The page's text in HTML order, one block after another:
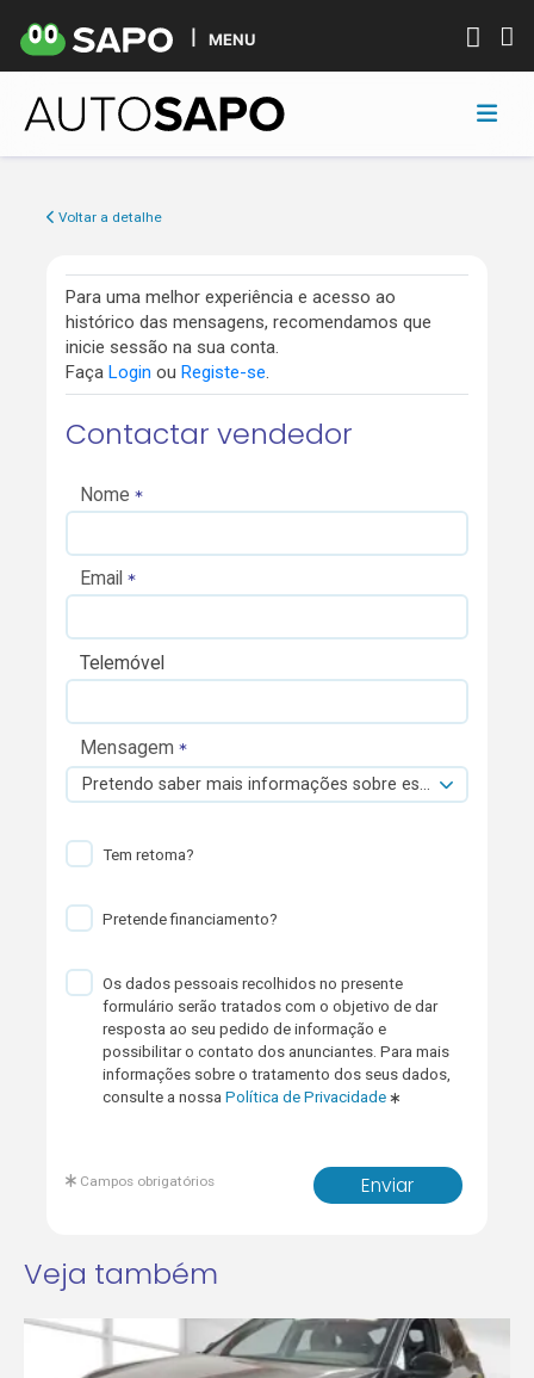
MENU
Voltar a detalhe
Para uma melhor experiência e acesso ao
histórico das mensagens, recomendamos que
inicie sessão na sua conta.
Faça Login ou Registe-se.
Contactar vendedor
Nome
Email
Telemóvel
Mensagem
Pretendo saber mais informações sobre esta viatura.
Tem retoma?
Pretende financiamento?
Os dados pessoais recolhidos no presente
formulário serão tratados com o objetivo de dar
resposta ao seu pedido de informação e
possibilitar o contato dos anunciantes. Para mais
informações sobre o tratamento dos seus dados,
consulte a nossaPolítica de Privacidade
Enviar
Campos obrigatórios
Veja também